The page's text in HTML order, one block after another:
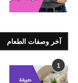
آخر وصفات الطعام
1